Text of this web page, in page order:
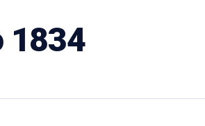
1834